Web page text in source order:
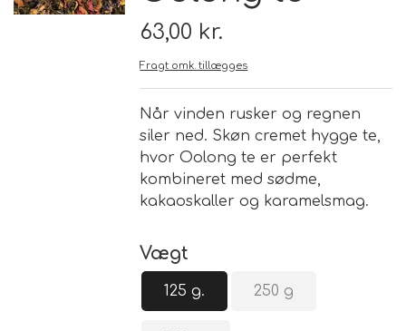
Brand
Løsvægt teer
Sort Te
Grøn Hvid Te
Chaplon Te
Matcha te og tilbehør
Nyheder
Åbningstider
63,00 kr.
Fragt omk. tillægges
Når vinden rusker og regnen
siler ned. Skøn cremet hygge te,
hvor Oolong te er perfekt
kombineret med sødme,
kakaoskaller og karamelsmag.
Vægt
125 g. 250 g